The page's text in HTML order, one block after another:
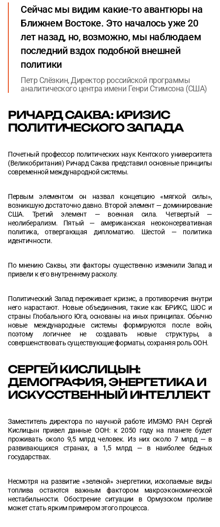
Сейчас мы видим какие-то авантюры на
Ближнем Востоке. Это началось уже 20
лет назад, но, возможно, мы наблюдаем
последний вздох подобной внешней
политики
Петр Слёзкин, Директор российской программы
аналитического центра имени Генри Стимсона (США)
РИЧАРД САКВА: КРИЗИС
ПОЛИТИЧЕСКОГО ЗАПАДА
Почетный профессор политических наук Кентского университета
(Великобритания) Ричард Саква представил основные принципы
современной международной системы.
Первым элементом он назвал концепцию «мягкой силы»,
возникшую достаточно давно. Второй элемент — доминирование
США. Третий элемент — военная сила. Четвертый —
неолиберализм. Пятый — американская неоконсервативная
политика, отвергающая дипломатию. Шестой — политика
идентичности.
По мнению Саквы, эти факторы существенно изменили Запад и
привели к его внутреннему расколу.
Политический Запад переживает кризис, а противоречия внутри
него нарастают. Новые объединения, такие как БРИКС, ШОС и
страны Глобального Юга, основаны на иных принципах. Обычно
новые международные системы формируются после войн,
поэтому логичнее не создавать новые структуры, а
совершенствовать существующие форматы, сохраняя роль ООН.
СЕРГЕЙ КИСЛИЦЫН:
ДЕМОГРАФИЯ, ЭНЕРГЕТИКА И
ИСКУССТВЕННЫЙ ИНТЕЛЛЕКТ
Заместитель директора по научной работе ИМЭМО РАН Сергей
Кислицын привел данные ООН: к 2050 году на планете будет
проживать около 9,5 млрд человек. Из них около 7 млрд — в
развивающихся странах, а 1,5 млрд — в наиболее бедных
государствах.
Несмотря на развитие «зеленой» энергетики, ископаемые виды
топлива остаются важным фактором макроэкономической
нестабильности. Обострение ситуации в Ормузском проливе
может стать ярким примером этого процесса.